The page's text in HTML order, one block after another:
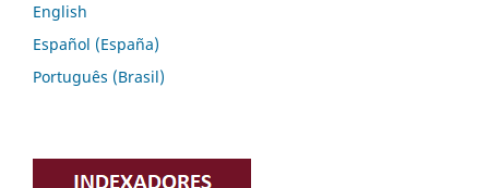
English
Español (España)
Português (Brasil)